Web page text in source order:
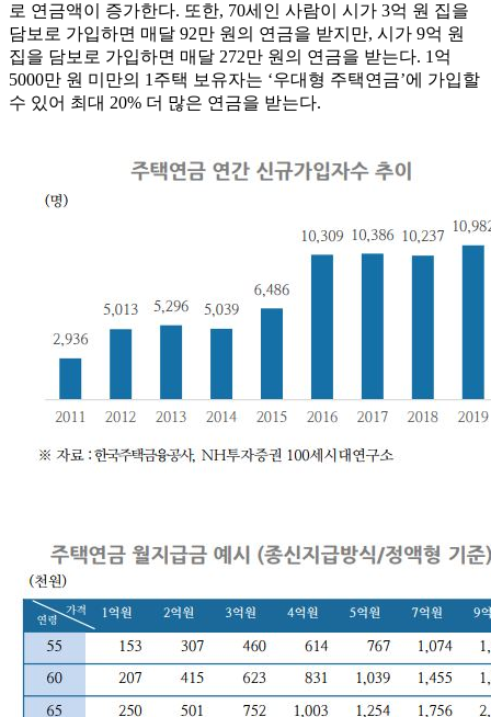
로 연금액이 증가한다. 또한, 70세인 사람이 시가 3억 원 집을
담보로 가입하면 매달 92만 원의 연금을 받지만, 시가 9억 원
집을 담보로 가입하면 매달 272만 원의 연금을 받는다. 1억
5000만 원 미만의 1주택 보유자는 ‘우대형 주택연금’에 가입할
수 있어 최대 20% 더 많은 연금을 받는다.